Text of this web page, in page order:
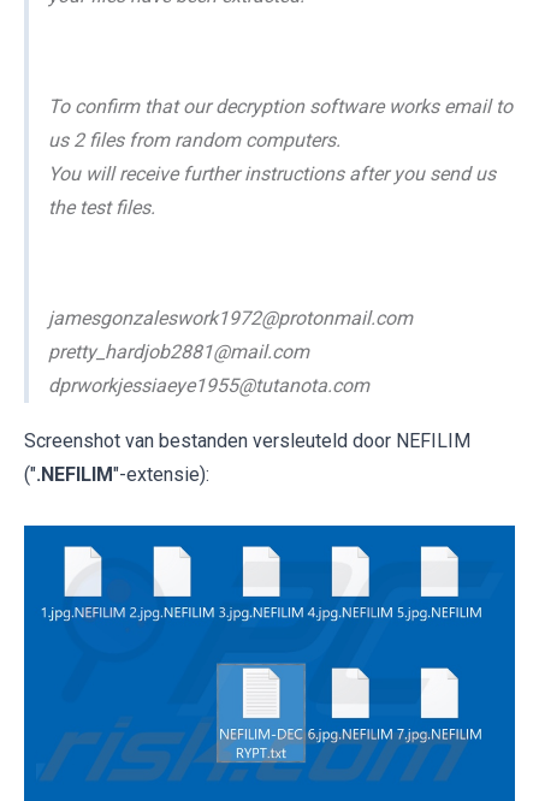
To confirm that our decryption software works email to
us 2 files from random computers.
You will receive further instructions after you send us
the test files.
jamesgonzaleswork1972@protonmail.com
pretty_hardjob2881@mail.com
dprworkjessiaeye1955@tutanota.com
Screenshot van bestanden versleuteld door NEFILIM
(".NEFILIM"-extensie):